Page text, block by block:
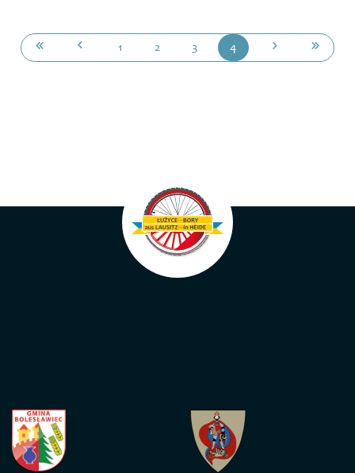
1 2 3 4